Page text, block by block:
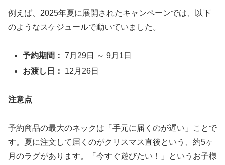
例えば、2025年夏に展開されたキャンペーンでは、以下
のようなスケジュールで動いていました。
予約期間： 7月29日 ～ 9月1日
お渡し日：
12月26日
注意点
予約商品の最大のネックは「手元に届くのが遅い」ことで
す。夏に注文して届くのがクリスマス直後という、約5ヶ
月のラグがあります。「今すぐ遊びたい！」というお子様